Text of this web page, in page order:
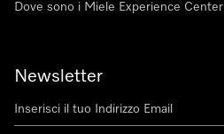
Dove sono i Miele Experience Center
Newsletter